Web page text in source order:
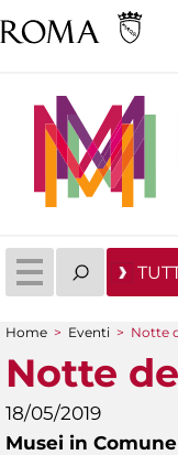
Tu sei qui
Home > Eventi > Notte
Notte
18/05/2019
Musei in Comune